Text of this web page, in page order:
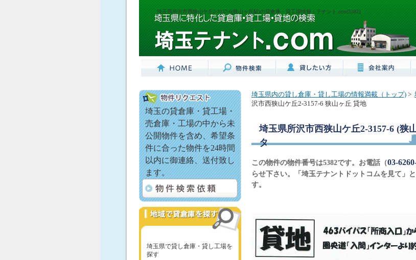
埼玉県所沢市西狭山ケ丘2-3157-6(狭山ヶ丘駅)の貸倉庫・貸工場情報｜テナント.com[5382]
埼玉の貸倉庫・貸工場・
売倉庫・工場の中から未
公開物件を含め、希望条
件に合った物件を24時間
以内に御連絡、送付致し
ます。
埼玉県で貸し倉庫・貸し工場を
探す
埼玉県内の貸し倉庫・貸し工場の情報満載（トップ) >
沢市西狭山ケ丘2-3157-6 狭山ヶ丘 貸地
埼玉県所沢市西狭山ケ丘2-3157-6 (狭
タ
この物件の物件番号は5382です。お電話（03-
らせ下さい。「埼玉テナントドットコムを見て」
す。